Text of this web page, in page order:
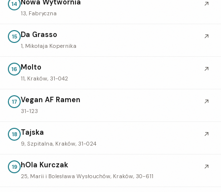
14 Nowa Wytwórnia
13, Fabryczna
↗
15 Da Grasso
1, Mikołaja Kopernika
↗
16 Molto
11, Kraków, 31-042
↗
17 Vegan AF Ramen
31-123
↗
18 Tajska
9, Szpitalna, Kraków, 31-024
↗
19 hOla Kurczak
25, Marii i Bolesława Wysłouchów, Kraków, 30-611
↗